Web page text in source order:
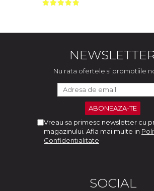
Nu rata ofertele si promotiile
Vreau sa primesc newsletter cu
magazinului. Afla mai multe in
Confidentialitate
SOCIAL